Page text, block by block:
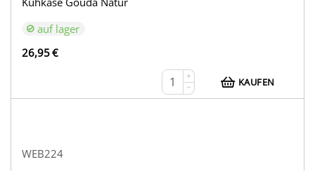
auf lager
26,95€
+
−
KAUFEN
WEB224